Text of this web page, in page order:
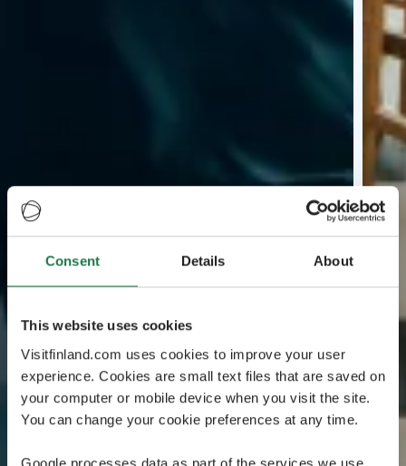
Consent Details About
This website uses cookies
Visitfinland.com uses cookies to improve your user
experience. Cookies are small text files that are saved on
your computer or mobile device when you visit the site.
You can change your cookie preferences at any time.
Google processes data as part of the services we use.